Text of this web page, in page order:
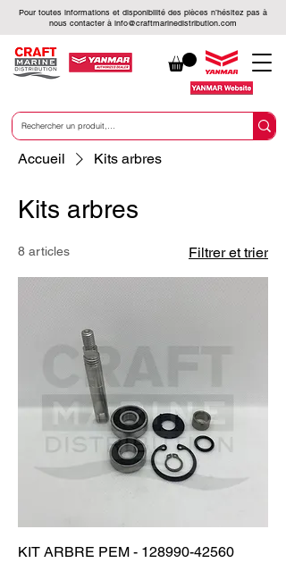
Pour toutes informations et disponibilité des pièces n’hésitez pas à
nous contacter à info@craftmarinedistribution.com
Accueil Kits arbres
Kits arbres
8 articles Filtrer et trier
KIT ARBRE PEM - 128990-42560